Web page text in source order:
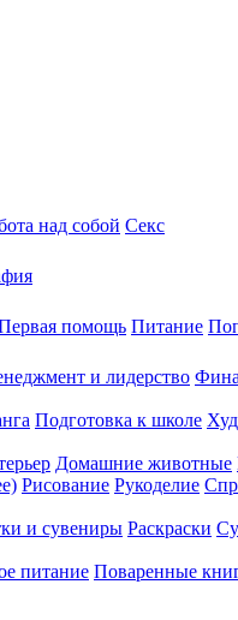
над собой Секс
помощь Питание
и лидерство
Подготовка к школе
Домашние животные
Рисование Рукоделие
и сувениры Раскраски
питание Поваренные